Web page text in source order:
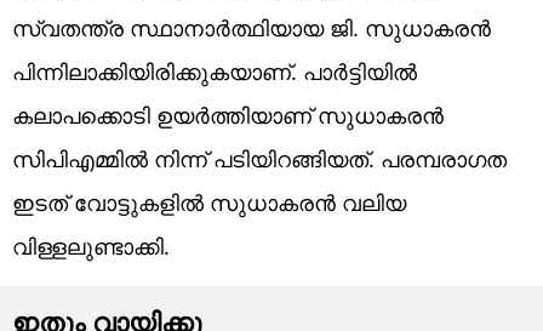
സ്വതന്ത്ര സ്ഥാനാര്‍ത്ഥിയായ ജി. സുധാകരന്‍
പിന്നിലാക്കിയിരിക്കുകയാണ്. പാര്‍ട്ടിയില്‍
കലാപക്കൊടി ഉയര്‍ത്തിയാണ് സുധാകരന്‍
സിപിഎമ്മില്‍ നിന്ന് പടിയിറങ്ങിയത്. പരമ്പരാഗത
ഇടത് വോട്ടുകളിൽ സുധാകരന്‍ വലിയ
വിള്ളലുണ്ടാക്കി.
ഇതും വായിക്കൂ